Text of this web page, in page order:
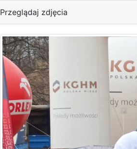
Przeglądaj zdjęcia